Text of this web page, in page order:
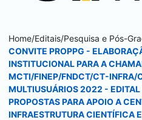
Home/Editais/Pesquisa e Pós-
CONVITE PROPPG -
INSTITUCIONAL PARA A
MCTI/FINEP/FNDCT/CT-INFRA/
MULTIUSUÁRIOS 2022 - EDITAL
PROPOSTAS PARA APOIO A
INFRAESTRUTURA CIENTÍFICA